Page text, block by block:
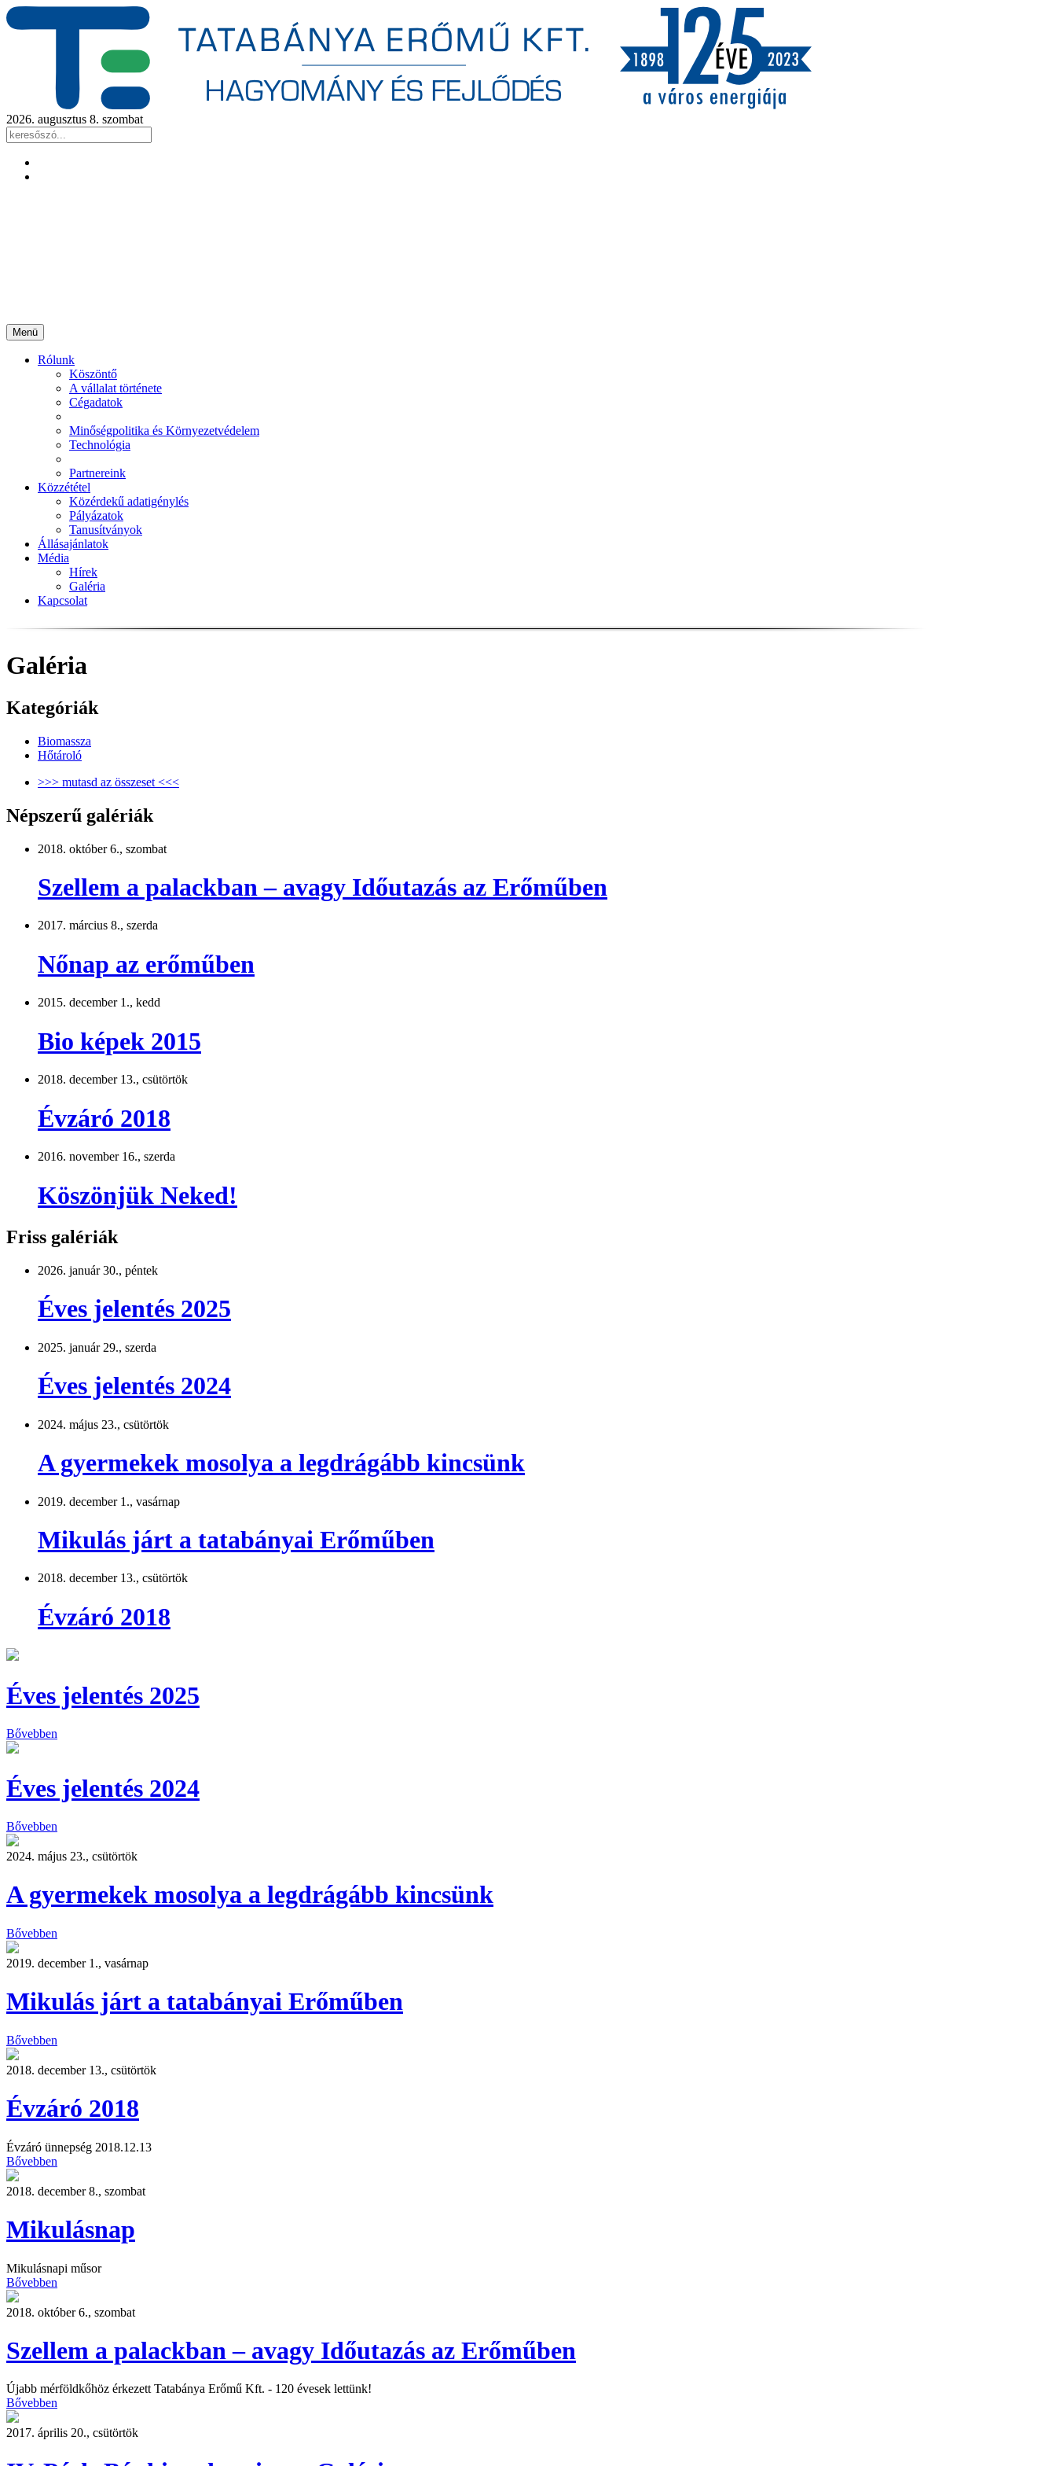
2026. augusztus 8. szombat
Menü
Rólunk
Köszöntő
A vállalat története
Cégadatok
Minőségpolitika és Környezetvédelem
Technológia
Partnereink
Közzététel
Közérdekű adatigénylés
Pályázatok
Tanusítványok
Állásajánlatok
Média
Hírek
Galéria
Kapcsolat
Galéria
Kategóriák
Biomassza
Hőtároló
>>> mutasd az összeset <<<
Népszerű galériák
2018. október 6., szombat
Szellem a palackban – avagy Időutazás az Erőműben
2017. március 8., szerda
Nőnap az erőműben
2015. december 1., kedd
Bio képek 2015
2018. december 13., csütörtök
Évzáró 2018
2016. november 16., szerda
Köszönjük Neked!
Friss galériák
2026. január 30., péntek
Éves jelentés 2025
2025. január 29., szerda
Éves jelentés 2024
2024. május 23., csütörtök
A gyermekek mosolya a legdrágább kincsünk
2019. december 1., vasárnap
Mikulás járt a tatabányai Erőműben
2018. december 13., csütörtök
Évzáró 2018
Éves jelentés 2025
Bővebben
Éves jelentés 2024
Bővebben
2024. május 23., csütörtök
A gyermekek mosolya a legdrágább kincsünk
Bővebben
2019. december 1., vasárnap
Mikulás járt a tatabányai Erőműben
Bővebben
2018. december 13., csütörtök
Évzáró 2018
Évzáró ünnepség 2018.12.13
Bővebben
2018. december 8., szombat
Mikulásnap
Mikulásnapi műsor
Bővebben
2018. október 6., szombat
Szellem a palackban – avagy Időutazás az Erőműben
Újabb mérföldkőhöz érkezett Tatabánya Erőmű Kft. - 120 évesek lettünk!
Bővebben
2017. április 20., csütörtök